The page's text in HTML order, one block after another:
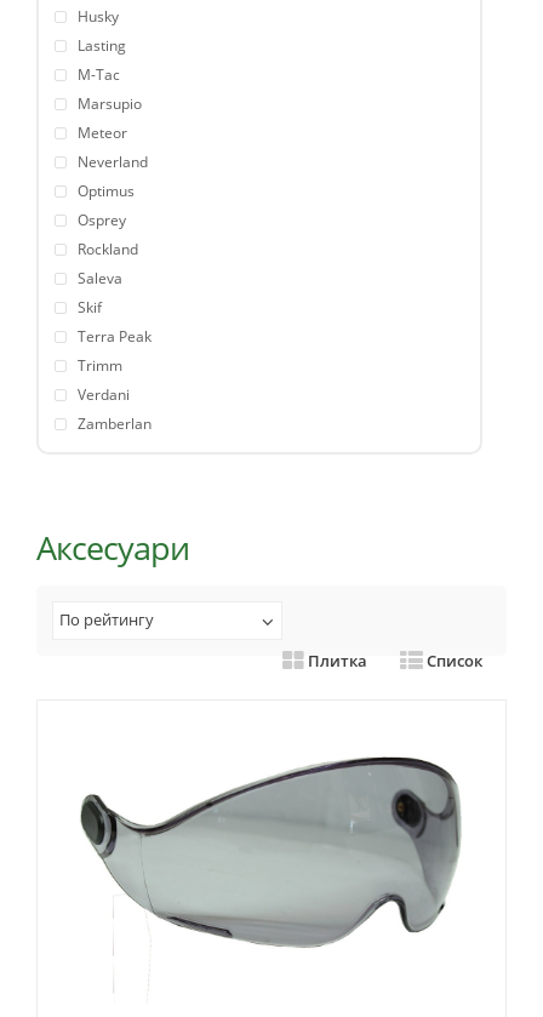
Husky
Lasting
M-Tac
Marsupio
Meteor
Neverland
Optimus
Osprey
Rockland
Saleva
Skif
Terra Peak
Trimm
Verdani
Zamberlan
Аксесуари
По рейтингу
Плитка
Список